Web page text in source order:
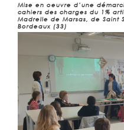
Mise en oeuvre d’une
cahiers des charges du 1%
Madrelle de Marsas, de Saint
Bordeaux (33)